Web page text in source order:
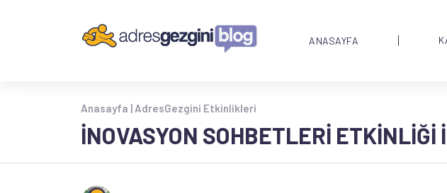
ANASAYFA
Anasayfa | AdresGezgini Etkinlikleri
İNOVASYON SOHBETLERI ETKINLIĞI